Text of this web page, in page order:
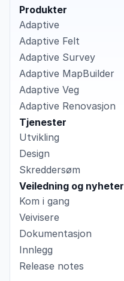
Produkter
Adaptive
Adaptive Felt
Adaptive Survey
Adaptive MapBuilder
Adaptive Veg
Adaptive Renovasjon
Tjenester
Utvikling
Design
Skreddersøm
Veiledning og nyheter
Kom i gang
Veivisere
Dokumentasjon
Innlegg
Release notes